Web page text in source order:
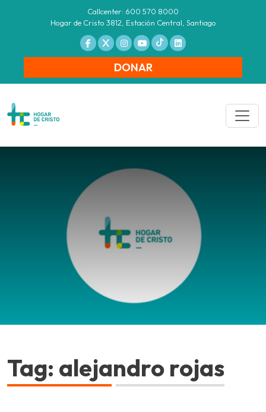
Callcenter: 600 570 8000
Hogar de Cristo 3812, Estación Central, Santiago
DONAR
Tag: alejandro rojas